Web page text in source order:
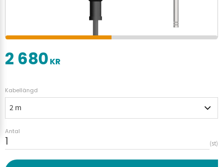
2 680 KR
Kabellängd
Antal
st